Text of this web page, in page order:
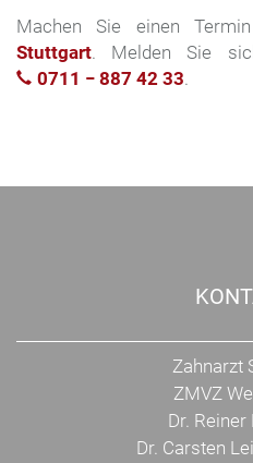
Machen Sie einen
Stuttgart. Melden Sie
0711 − 887 42 33.
Zahnarzt
ZMVZ
Dr.
Dr. Carsten